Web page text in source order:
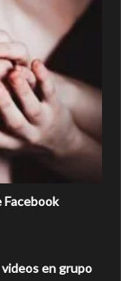
Facebook
en grupo